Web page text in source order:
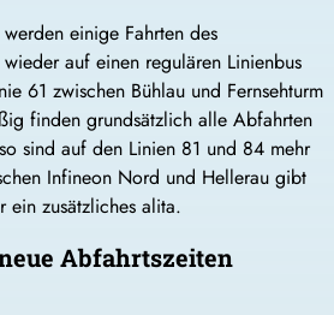
einige Fahrten des
auf einen regulären Linienbus
61 zwischen Bühlau und Fernsehturm
finden grundsätzlich alle Abfahrten
sind auf den Linien 81 und 84 mehr
Infineon Nord und Hellerau gibt
zusätzliches alita.
Abfahrtszeiten